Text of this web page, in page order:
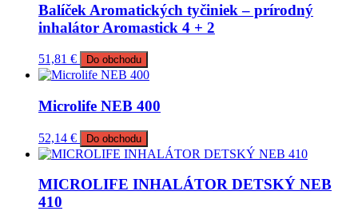
Balíček Aromatických tyčiniek – prírodný
inhalátor Aromastick 4 + 2
51,81 € Do obchodu
Microlife NEB 400
52,14 € Do obchodu
MICROLIFE INHALÁTOR DETSKÝ NEB
410